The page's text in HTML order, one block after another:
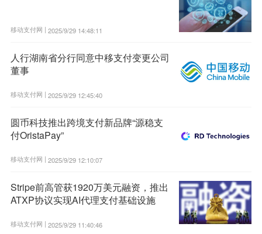
移动支付网 | 2025/9/29 14:48:11
人行湖南省分行同意中移支付变更公司
董事
移动支付网 | 2025/9/29 12:45:40
圆币科技推出跨境支付新品牌“源稳支
付OristaPay”
移动支付网 | 2025/9/29 12:10:07
Stripe前高管获1920万美元融资，推出
ATXP协议实现AI代理支付基础设施
移动支付网 | 2025/9/29 11:40:46